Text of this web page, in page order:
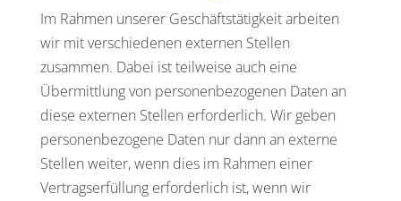
Im Rahmen unserer Geschäftstätigkeit arbeiten
wir mit verschiedenen externen Stellen
zusammen. Dabei ist teilweise auch eine
Übermittlung von personenbezogenen Daten an
diese externen Stellen erforderlich. Wir geben
personenbezogene Daten nur dann an externe
Stellen weiter, wenn dies im Rahmen einer
Vertragserfüllung erforderlich ist, wenn wir